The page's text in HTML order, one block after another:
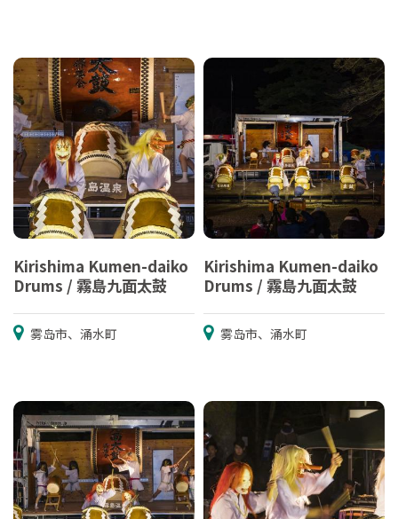
Kirishima Kumen-daiko
Drums / 霧島九面太鼓
雾岛市、涌水町
Kirishima Kumen-daiko
Drums / 霧島九面太鼓
雾岛市、涌水町